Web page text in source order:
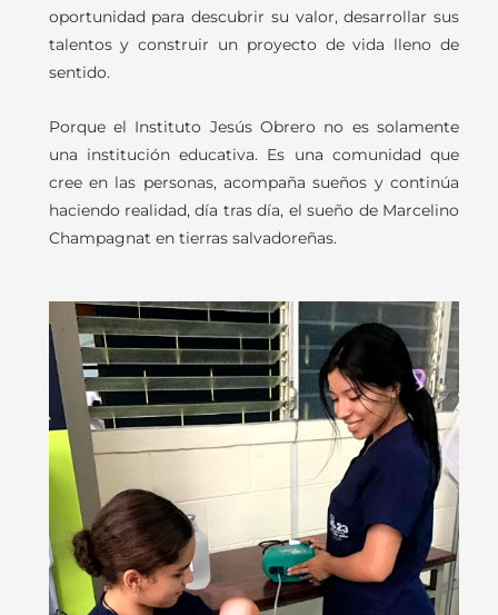
oportunidad para descubrir su valor, desarrollar sus
talentos y construir un proyecto de vida lleno de
sentido.
Porque el Instituto Jesús Obrero no es solamente
una institución educativa. Es una comunidad que
cree en las personas, acompaña sueños y continúa
haciendo realidad, día tras día, el sueño de Marcelino
Champagnat en tierras salvadoreñas.